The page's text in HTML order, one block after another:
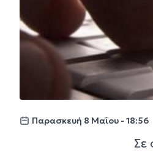
Παρασκευή 8 Μαΐου - 18:56
Σε